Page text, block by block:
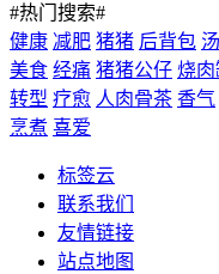
#热门搜索#
健康 减肥 猪猪 后背包
美食 经痛 猪猪公仔 烧
转型 疗愈 人肉骨茶 香气
烹煮 喜爱
标签云
联系我们
友情链接
站点地图